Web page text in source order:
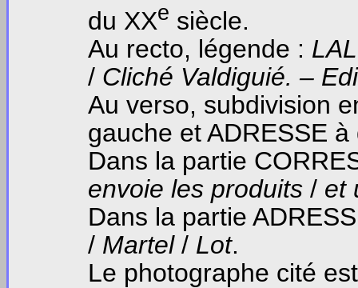
du XXe siècle.
Au recto, légende :
/ Cliché Valdiguié. –
Au verso, subdivision
gauche et ADRESSE à
Dans la partie
envoie les produits / et
Dans la partie
/ Martel/ Lot.
Le photographe cité